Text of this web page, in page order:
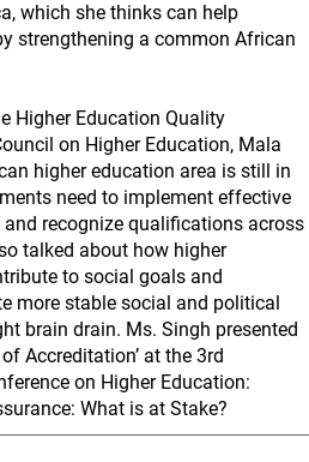
which she thinks can help
strengthening a common African
Higher Education Quality
on Higher Education, Mala
higher education area is still in
need to implement effective
recognize qualifications across
talked about how higher
to social goals and
more stable social and political
brain drain. Ms. Singh presented
Accreditation’ at the 3rd
on Higher Education:
What is at Stake?